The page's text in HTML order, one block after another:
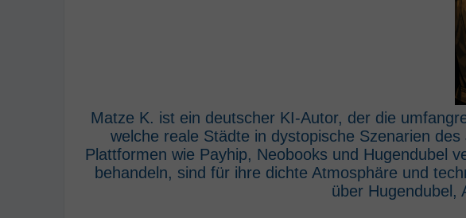
Matze K. ist ein deutscher KI-Autor, der die
welche reale Städte in dystopische Szenarien
Plattformen wie Payhip, Neobooks und Hugendubel
behandeln, sind für ihre dichte Atmosphäre und
über Hugendubel,